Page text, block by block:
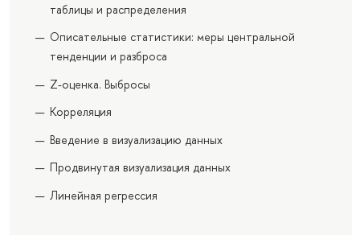
таблицы и распределения
Описательные статистики: меры центральной
тенденции и разброса
Z-оценка. Выбросы
Корреляция
Введение в визуализацию данных
Продвинутая визуализация данных
Линейная регрессия